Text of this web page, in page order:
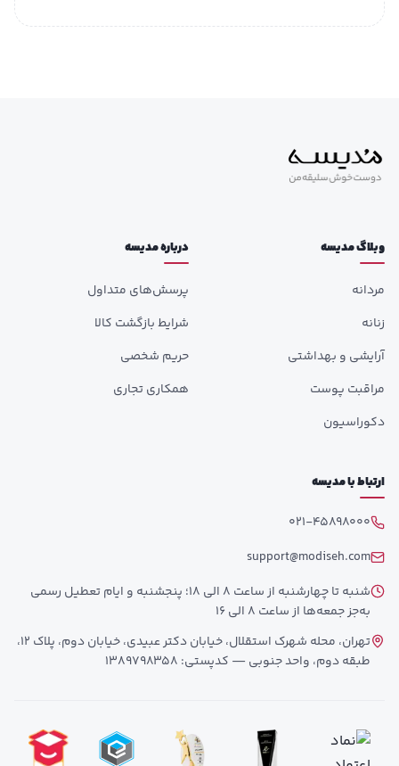
وبلاگ مدیسه
مردانه
زنانه
آرایشی و بهداشتی
مراقبت پوست
دکوراسیون
درباره مدیسه
پرسش‌های متداول
شرایط بازگشت کالا
حریم شخصی
همکاری تجاری
ارتباط با مدیسه
021-45898000
support@modiseh.com
شنبه تا چهارشنبه از ساعت 8 الی 18؛ پنجشنبه و ایام تعطیل رسمی
به‌جز جمعه‌ها از ساعت 8 الی 16
تهران، محله شهرک استقلال، خیابان دکتر عبیدی، خیابان دوم، پلاک 12،
طبقه دوم، واحد جنوبی — کدپستی: 1389798358